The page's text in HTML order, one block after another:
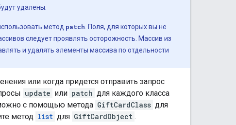
удалены.
метод patch . Поля, для которых вы не
следует проявлять осторожность. Массив из
и удалять элементы массива по отдельности
или когда придется отправить запрос
update или patch для каждого класса
можно с помощью метода GiftCardClass для
метод list для GiftCardObject .